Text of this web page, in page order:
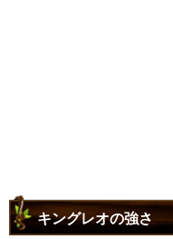
キングレオの強さ